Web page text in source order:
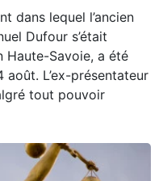
dans lequel l’ancien
Dufour s’était
Haute-Savoie, a été
L’ex-présentateur
tout pouvoir